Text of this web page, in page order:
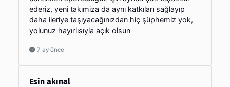
ederiz, yeni takımiza da aynı katkıları sağlayıp
daha ileriye taşıyacağınızdan hiç şüphemiz yok,
yolunuz hayırlısıyla açık olsun
7 ay önce
Esin akınal